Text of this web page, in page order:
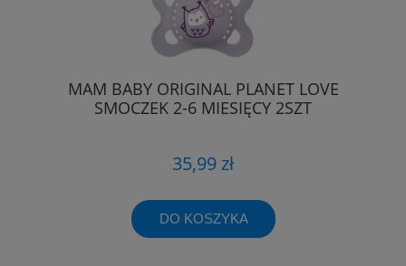
MAM BABY ORIGINAL PLANET LOVE
SMOCZEK 2-6 MIESIĘCY 2SZT
35,99 zł
DO KOSZYKA